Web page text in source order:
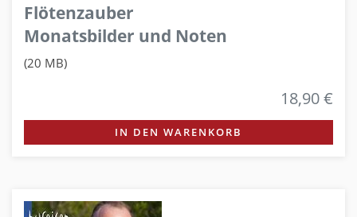
Flötenzauber
Monatsbilder und Noten
(20 MB)
18,90 €
IN DEN WARENKORB